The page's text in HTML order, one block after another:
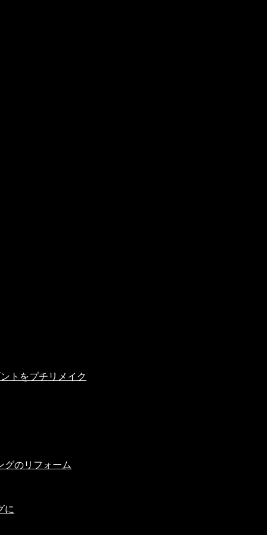
トをプチリメイク
グのリフォーム
に